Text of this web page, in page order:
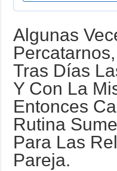
Algunas
Tras Días
Y Con La
Entonces
Rutina
Para Las
Pareja.